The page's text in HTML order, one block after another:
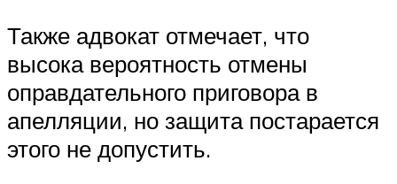
Также адвокат отмечает, что
высока вероятность отмены
оправдательного приговора в
апелляции, но защита постарается
этого не допустить.